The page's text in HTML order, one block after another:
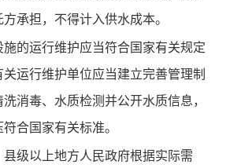
承担，不得计入供水成本。
施的运行维护应当符合国家有关规定
运行维护单位应当建立完善管理制
消毒、水质检测并公开水质信息，
合国家有关标准。
级以上地方人民政府根据实际需